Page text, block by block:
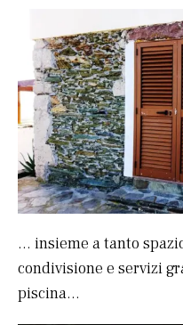
… insieme a tanto
condivisione e servizi
piscina…